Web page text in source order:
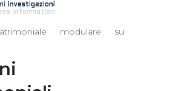
modulare su